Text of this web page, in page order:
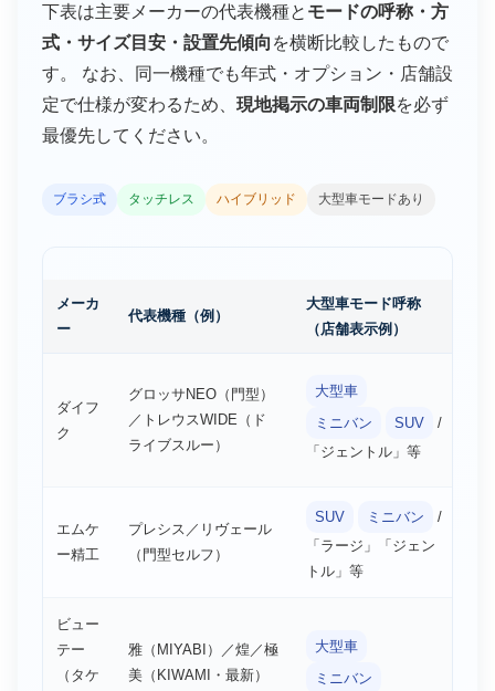
下表は主要メーカーの代表機種と モードの呼称・方
式・サイズ目安・設置先傾向 を横断比較したもので
す。 なお、同一機種でも年式・オプション・店舗設
定で仕様が変わるため、 現地掲示の車両制限を必ず
最優先してください。
ブラシ式 タッチレス ハイブリッド 大型車モードあり
メーカ
ー
代表機種（例）
大型車モード呼称
（店舗表示例）
ダイフ
ク
グロッサNEO（門型）
／トレウスWIDE（ド
ライブスルー）
大型車
ミニバン
SUV
/
「ジェントル」等
エムケ
ー精工
プレシス／リヴェール
（門型セルフ）
SUV ミニバン
/
「ラージ」「ジェン
トル」等
ビュー
テー
（タケ
雅（MIYABI）／煌／極
美（KIWAMI・最新）
大型車
ミニバン